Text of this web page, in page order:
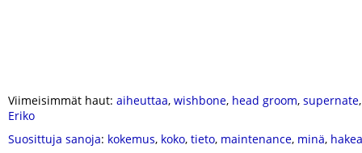
Viimeisimmät haut: aiheuttaa, wishbone, head groom, supernate
Eriko
Suosittuja sanoja: kokemus, koko, tieto, maintenance, minä, hakea